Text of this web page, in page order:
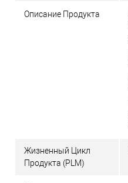
Описание Продукта
Жизненный Цикл
Продукта (PLM)